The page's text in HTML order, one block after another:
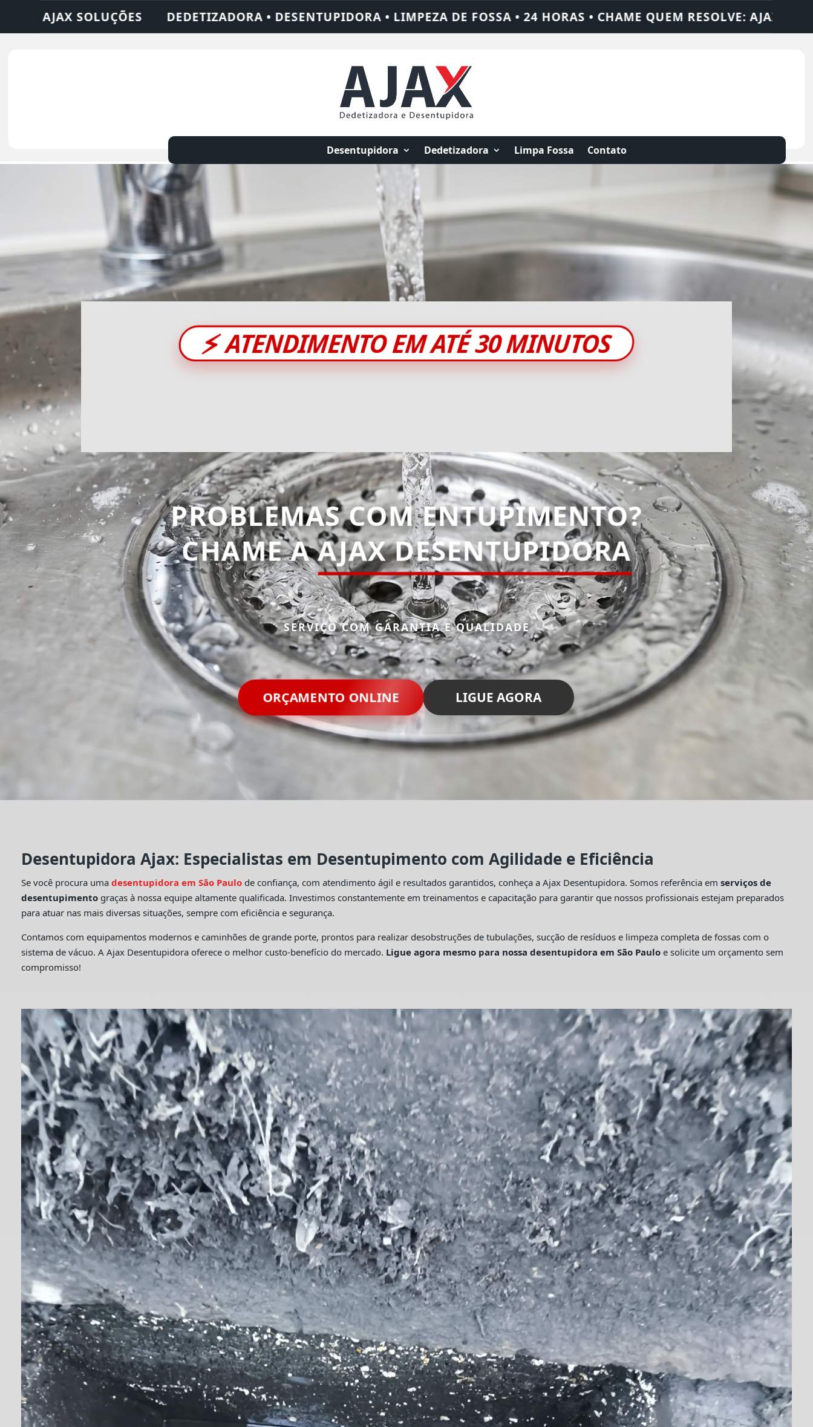
• DESENTUPIDORA • LIMPEZA DE FOSSA • 24 HORAS • CHAME QUEM RESOLVE: AJAX SOLUÇÕES DEDETIZADORA •
Desentupidora Dedetizadora Limpa Fossa Contato
⚡ATENDIMENTO EM ATÉ 30 MINUTOS
PROBLEMAS COM ENTUPIMENTO?
CHAME AAJAX DESENTUPIDORA
SERVIÇO COM GARANTIA E QUALIDADE
ORÇAMENTO ONLINE LIGUE AGORA
Desentupidora Ajax: Especialistas em Desentupimento com Agilidade e Eficiência
Se você procura uma desentupidora em São Paulo de confiança, com atendimento ágil e resultados garantidos, conheça a Ajax Desentupidora. Somos referência em serviços de
desentupimentograças à nossa equipe altamente qualificada. Investimos constantemente em treinamentos e capacitação para garantir que nossos profissionais estejam preparados
para atuar nas mais diversas situações, sempre com eficiência e segurança.
Contamos com equipamentos modernos e caminhões de grande porte, prontos para realizar desobstruções de tubulações, sucção de resíduos e limpeza completa de fossas com o
sistema de vácuo. A Ajax Desentupidora oferece o melhor custo-benefício do mercado. Ligue agora mesmo para nossa desentupidora em São Pauloe solicite um orçamento sem
compromisso!